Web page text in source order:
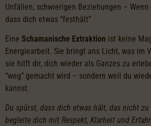
Unfällen, schwierigen Beziehungen –
dass dich etwas “festhält”
Eine Schamanische Extraktion ist keine
Energiearbeit. Sie bringt ans Licht, was im
sie hilft dir, dich wieder als Ganzes zu
“weg” gemacht wird – sondern weil du
kannst.
Du spürst, dass dich etwas hält, das nicht
begleite dich mit Respekt, Klarheit und